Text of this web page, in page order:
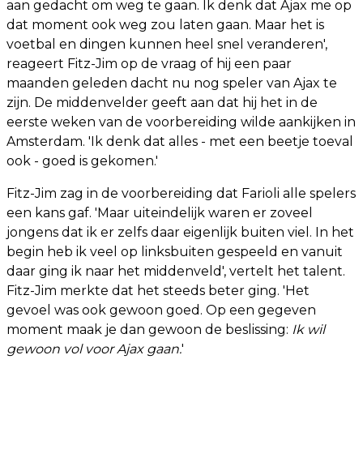
aan gedacht om weg te gaan. Ik denk dat Ajax me op
dat moment ook weg zou laten gaan. Maar het is
voetbal en dingen kunnen heel snel veranderen',
reageert Fitz-Jim op de vraag of hij een paar
maanden geleden dacht nu nog speler van Ajax te
zijn. De middenvelder geeft aan dat hij het in de
eerste weken van de voorbereiding wilde aankijken in
Amsterdam. 'Ik denk dat alles - met een beetje toeval
ook - goed is gekomen.'
Fitz-Jim zag in de voorbereiding dat Farioli alle spelers
een kans gaf. 'Maar uiteindelijk waren er zoveel
jongens dat ik er zelfs daar eigenlijk buiten viel. In het
begin heb ik veel op linksbuiten gespeeld en vanuit
daar ging ik naar het middenveld', vertelt het talent.
Fitz-Jim merkte dat het steeds beter ging. 'Het
gevoel was ook gewoon goed. Op een gegeven
moment maak je dan gewoon de beslissing: Ik wil
gewoon vol voor Ajax gaan.'